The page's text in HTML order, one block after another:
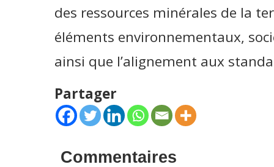
des ressources minérales de la
éléments environnementaux,
ainsi que l’alignement aux
Partager
Commentaires